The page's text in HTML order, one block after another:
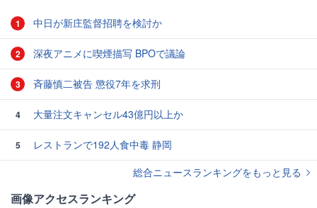
1 中日が新庄監督招聘を検討か
2 深夜アニメに喫煙描写 BPOで議論
3 斉藤慎二被告 懲役7年を求刑
4 大量注文キャンセル43億円以上か
5
レストランで192人食中毒 静岡
総合ニュースランキングをもっと見る
画像アクセスランキング